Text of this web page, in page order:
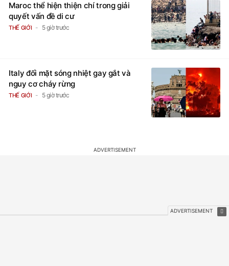
Maroc thể hiện thiện chí trong giải
quyết vấn đề di cư
THẾ GIỚI 5 giờ trước
Italy đối mặt sóng nhiệt gay gắt và
nguy cơ cháy rừng
THẾ GIỚI 5 giờ trước